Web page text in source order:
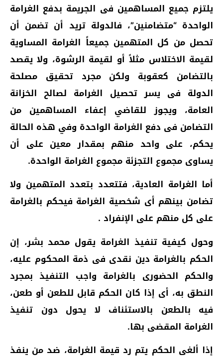
يلتزم جميع المساهمين فى الجريمة بدفع الغرامة
الواحدة “متضامنين”، فالدولة تريد أن تضمن أن
تحصل من كل المتهمين جميعاً الغرامة المساوية
لقيمة الاختلاس مثلاً أو لقيمة الرشوة، ولا يقصد
بالتضامن كعقوبة ولكن مجرد تحقيق مصلحة
الدولة فى يسر تحصيل الغرامة لصالح الخزانة
العامة، ويجوز للقاضي إعفاء المساهمين من
التضامن فى دفع الغرامة الواحدة وفي هذه الحالة
يحكم، على واحد منهم بمقدار معين على أن
يساوى مجموع التجزئة مجموع الغرامة الواحدة.
أما الغرامة العادية، فتتعدد بتعدد المتهمين ولا
تضامن بينهم أى شخصية الغرامة فيحكم بالغرامة
على كل منهم على الإنفراد .
وحول كيفية تنفيذ الغرامة يقول محمد بشر، إن
الحكم بالغرامة دين نقدى فى ذمة المحكوم عليه،
والحكم الحضورى بالغرامة واجب التنفيذ بمجرد
النطق به، أى إذا كان الحكم قابل للطعن أو طعن،
فيه بالطعن بالاستئناف لا يحول دون تنفيذ
الغرامة المقضى بها.
إذا ألغى الحكم يتم رد قيمة الغرامة، ضد من ينفذ